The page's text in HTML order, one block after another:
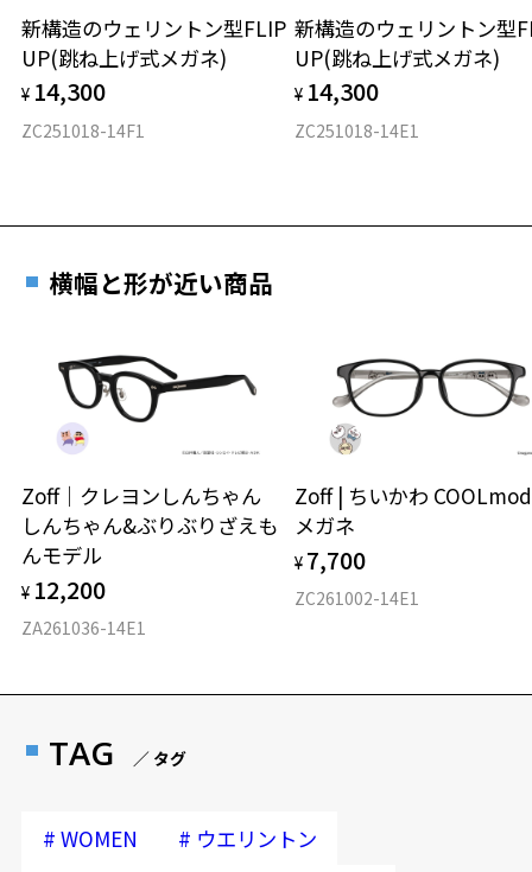
お気に入りに追加済です。
お気に入りリストはこちら
材質
新構造のウェリントン型FLIP
UP(跳ね上げ式メガネ)
¥ 14,300
ZC251018-14F1
新構造のウェリントン型
UP(跳ね上げ式メガネ)
¥ 14,300
ZC251018-14E1
横幅と形が近い商品
Zoff｜クレヨンしんちゃん
しんちゃん&ぶりぶりざえも
んモデル
¥ 12,200
ZA261036-14E1
Zoff | ちいかわ
メガネ
¥ 7,700
ZC261002-14E1
TAG ／ タグ
# WOMEN # ウエリントン